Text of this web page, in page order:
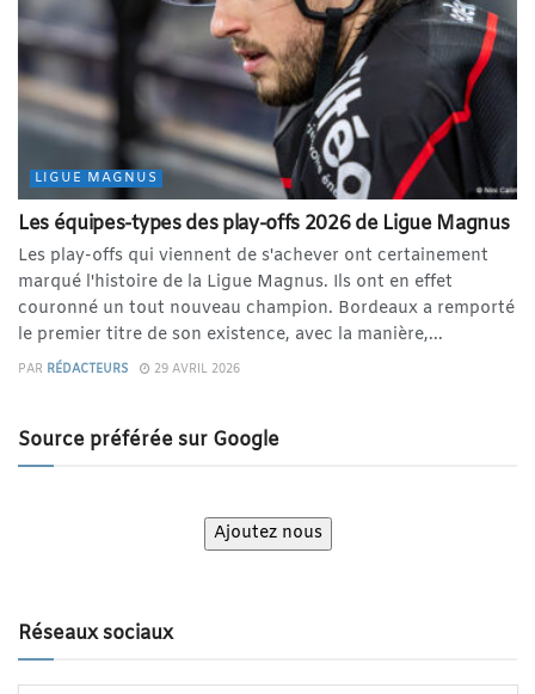
LIGUE MAGNUS
Les équipes-types des play-offs 2026 de Ligue Magnus
Les play-offs qui viennent de s'achever ont certainement
marqué l'histoire de la Ligue Magnus. Ils ont en effet
couronné un tout nouveau champion. Bordeaux a remporté
le premier titre de son existence, avec la manière,...
PAR RÉDACTEURS 29 AVRIL 2026
Source préférée sur Google
Ajoutez nous
Réseaux sociaux